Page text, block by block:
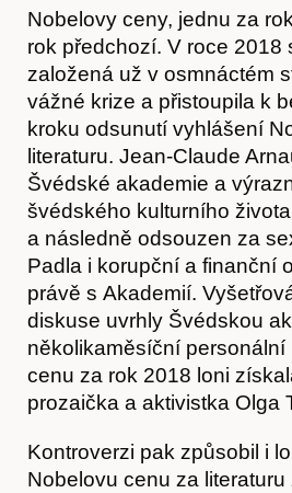
Akce
Nobelovy ceny, jednu za
rok předchozí. V roce 2018
založená už v osmnáctém
vážné krize a přistoupila k
kroku odsunutí vyhlášení
literaturu. Jean-Claude
Švédské akademie a
švédského kulturního
a následně odsouzen za
Padla i korupční a finanční
právě s Akademií.
diskuse uvrhly Švédskou
několikaměsíční personální
cenu za rok 2018 loni
prozaička a aktivistka Olga
Kontroverzi pak způsobil i
Nobelovu cenu za